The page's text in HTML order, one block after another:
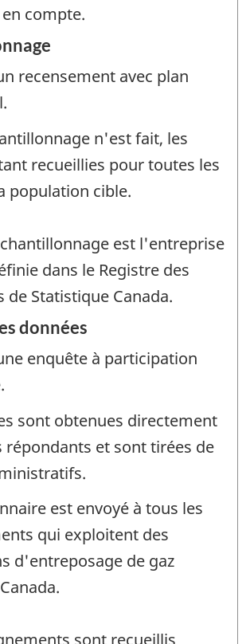
compte.
recensement avec plan
n'est fait, les
recueillies pour toutes les
population cible.
est l'entreprise
dans le Registre des
de Statistique Canada.
données
enquête à participation
sont obtenues directement
répondants et sont tirées de
est envoyé à tous les
qui exploitent des
d'entreposage de gaz
sont recueillis